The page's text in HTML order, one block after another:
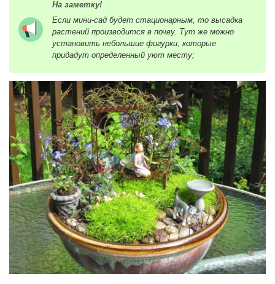
На заметку!
Если мини-сад будет стационарным, то высадка
растений производится в почву. Тут же можно
установить небольшие фигурки, которые
придадут определенный уют месту;